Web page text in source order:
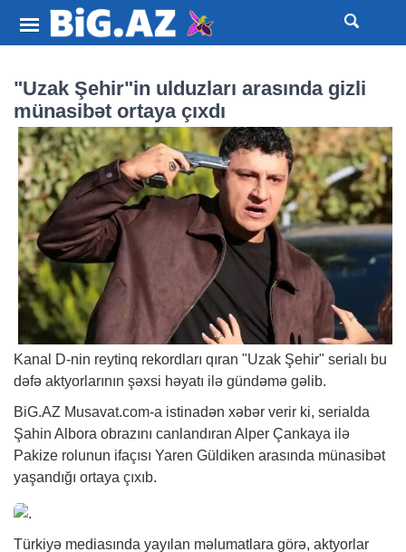
"Uzak Şehir"in ulduzları arasında gizli
münasibət ortaya çıxdı​
Kanal D-nin reytinq rekordları qıran "Uzak Şehir" serialı bu
dəfə aktyorlarının şəxsi həyatı ilə gündəmə gəlib.
BiG.AZ Musavat.com-a istinadən xəbər verir ki, serialda
Şahin Albora obrazını canlandıran Alper Çankaya ilə
Pakize rolunun ifaçısı Yaren Güldiken arasında münasibət
yaşandığı ortaya çıxıb.
Türkiyə mediasında yayılan məlumatlara görə, aktyorlar